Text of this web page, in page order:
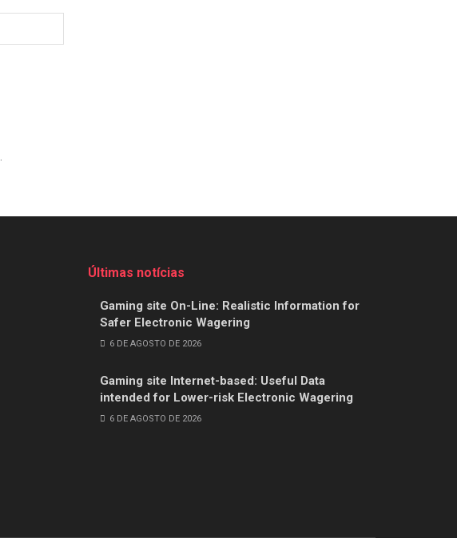
Últimas notícias
Gaming site On-Line: Realistic Information for
Safer Electronic Wagering
6 DE AGOSTO DE 2026
Gaming site Internet-based: Useful Data
intended for Lower-risk Electronic Wagering
6 DE AGOSTO DE 2026